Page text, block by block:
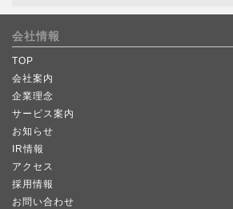
会社情報
TOP
会社案内
企業理念
サービス案内
お知らせ
IR情報
アクセス
採用情報
お問い合わせ